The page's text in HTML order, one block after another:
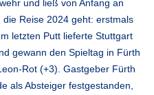
und ließ von Anfang an
Reise 2024 geht: erstmals
letzten Putt lieferte Stuttgart
gewann den Spieltag in Fürth
Rot (+3). Gastgeber Fürth
als Absteiger festgestanden,